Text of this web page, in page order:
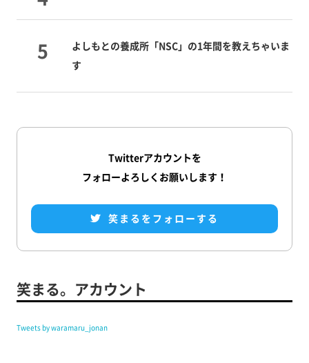
よしもとの養成所「NSC」の1年間を教えちゃいま
す
Twitterアカウントを
フォローよろしくお願いします！
笑まるをフォローする
笑まる。アカウント
Tweets by waramaru_jonan